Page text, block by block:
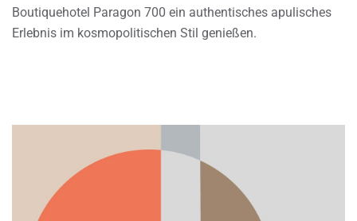
Boutiquehotel Paragon 700 ein authentisches apulisches
Erlebnis im kosmopolitischen Stil genießen.